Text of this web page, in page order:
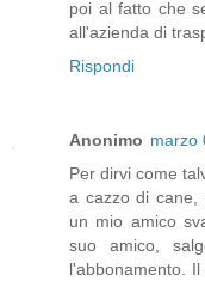
poi al fatto che
all'azienda di
Rispondi
Anonimo marzo
Per dirvi come
a cazzo di cane,
un mio amico
suo amico,
l'abbonamento.